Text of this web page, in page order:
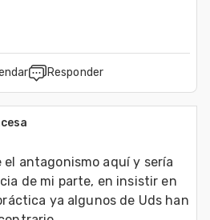
Responder
el antagonismo aquí y sería
de mi parte, en insistir en
ya algunos de Uds han